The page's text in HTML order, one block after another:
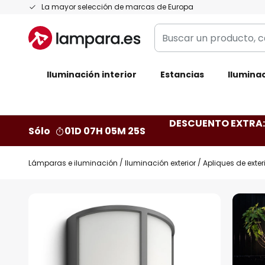
La mayor selección de marcas de Europa
Ir
contenido
Buscar
un
categoría,
Iluminación interior Estancias
Sólo 01D 07H 05M 24S
DESCUENTO
Lámparas e iluminación Iluminación exterior Apliques de